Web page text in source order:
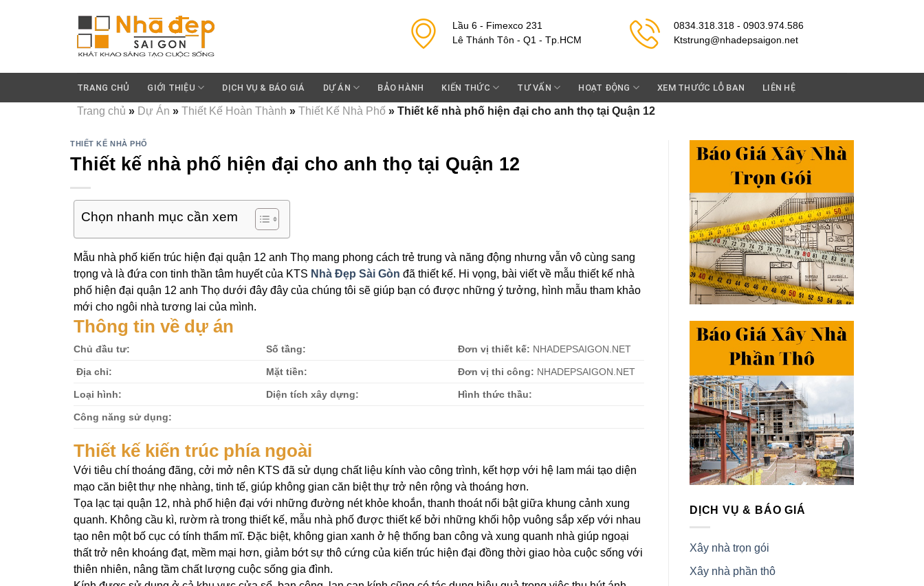
Lầu 6 - Fimexco 231
Lê Thánh Tôn - Q1 - Tp.HCM
0834.318.318 - 0903.974.586
Ktstrung@nhadepsaigon.net
TRANG CHỦ GIỚI THIỆU DỊCH VỤ & BÁO GIÁ DỰ ÁN BẢO HÀNH KIẾN THỨC TƯ VẤN HOẠT ĐỘNG XEM THƯỚC LỖ BAN LIÊN HỆ
Trang chủ » Dự Án » Thiết Kế Hoàn Thành » Thiết Kế Nhà Phố » Thiết kế nhà phố hiện đại cho anh thọ tại Quận 12
THIẾT KẾ NHÀ PHỐ
Thiết kế nhà phố hiện đại cho anh thọ tại Quận 12
Chọn nhanh mục cần xem
Mẫu nhà phố kiến trúc hiện đại quận 12 anh Thọ mang phong cách trẻ trung và năng động nhưng vẫn vô cùng sang
trọng và là đứa con tinh thần tâm huyết của KTS Nhà Đẹp Sài Gòn đã thiết kế. Hi vọng, bài viết về mẫu thiết kế nhà
phố hiện đại quận 12 anh Thọ dưới đây đây của chúng tôi sẽ giúp bạn có được những ý tưởng, hình mẫu tham khảo
mới cho ngôi nhà tương lai của mình.
Thông tin về dự án
Chủ đầu tư: Số tầng: Đơn vị thiết kế: NHADEPSAIGON.NET
Địa chỉ: Mặt tiền: Đơn vị thi công: NHADEPSAIGON.NET
Loại hình: Diện tích xây dựng: Hình thức thầu:
Công năng sử dụng:
Thiết kế kiến trúc phía ngoài
Với tiêu chí thoáng đãng, cởi mở nên KTS đã sử dụng chất liệu kính vào công trình, kết hợp với hệ lam mái tạo diện
mạo căn biệt thự nhẹ nhàng, tinh tế, giúp không gian căn biệt thự trở nên rộng và thoáng hơn.
Tọa lạc tại quận 12, nhà phố hiện đại với những đường nét khỏe khoắn, thanh thoát nổi bật giữa khung cảnh xung
quanh. Không cầu kì, rườm rà trong thiết kế, mẫu nhà phố được thiết kế bởi những khối hộp vuông sắp xếp với nhau
tạo nên một bố cục có tính thẩm mĩ. Đặc biệt, không gian xanh ở hệ thống ban công và xung quanh nhà giúp ngoại
thất trở nên khoáng đạt, mềm mại hơn, giảm bớt sự thô cứng của kiến trúc hiện đại đồng thời giao hòa cuộc sống với
thiên nhiên, nâng tầm chất lượng cuộc sống gia đình.
DỊCH VỤ & BÁO GIÁ
Xây nhà trọn gói
Xây nhà phần thô